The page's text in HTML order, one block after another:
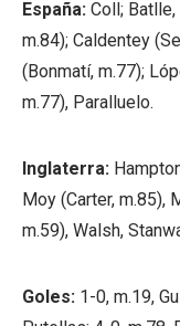
España: Coll;
m.84); Caldentey
(Bonmatí, m.77);
m.77), Paralluelo.
Inglaterra:
Moy (Carter, m.85),
m.59), Walsh,
Goles: 1-0, m.19,